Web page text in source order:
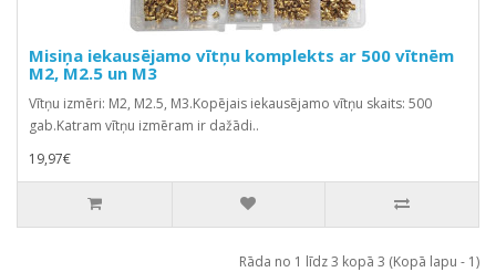
Misiņa iekausējamo vītņu komplekts ar 500 vītnēm
M2, M2.5 un M3
Vītņu izmēri: M2, M2.5, M3.Kopējais iekausējamo vītņu skaits: 500
gab.Katram vītņu izmēram ir dažādi..
19,97€
Rāda no 1 līdz 3 kopā 3 (Kopā lapu - 1)